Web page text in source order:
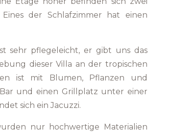
der Schlafzimmer hat einen
sehr pflegeleicht, er gibt uns das
dieser Villa an der tropischen
ist mit Blumen, Pflanzen und
und einen Grillplatz unter einer
sich ein Jacuzzi.
nur hochwertige Materialien